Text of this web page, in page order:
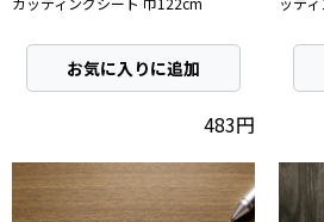
お気に入りに追加
483円